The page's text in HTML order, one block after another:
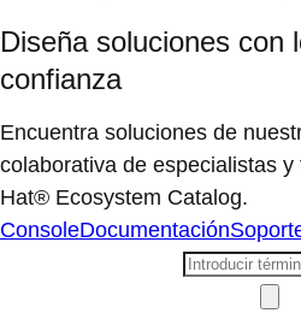
Diseña soluciones con
confianza
Encuentra soluciones de
colaborativa de especialistas
Hat® Ecosystem Catalog.
ConsoleDocumentación